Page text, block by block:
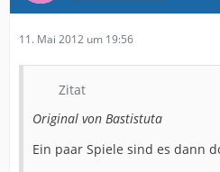
11. Mai 2012 um 19:56
Zitat
Original von Bastistuta
Ein paar Spiele sind es dann